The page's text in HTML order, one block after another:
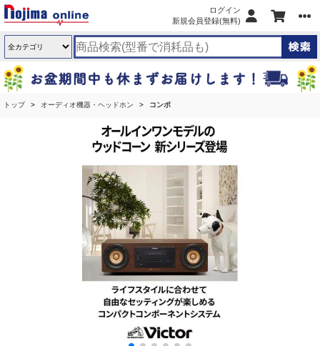
ログイン
新規会員登録(無料)
トップ オーディオ機器・ヘッドホン コンポ